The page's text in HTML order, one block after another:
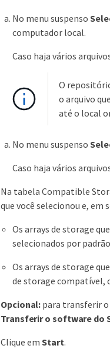
No menu suspenso
computador local.
Caso haja vários
O
o arquivo
até o local
No menu suspenso
Caso haja vários
Na tabela Compatible
que você selecionou e, em
Os arrays de storage
selecionados por
Os arrays de storage
de storage compatível,
Opcional: para transferir o
Transferir o software do
Clique em Start.